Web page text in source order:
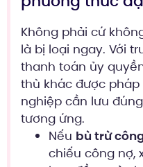
Không phải cứ
là bị loại ngay. Với
thanh toán ủy
thù khác được
nghiệp cần lưu
tương ứng.
Nếu bù trừ
chiếu công nợ,